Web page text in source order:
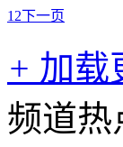
1 2下一页
+ 加载
频道热